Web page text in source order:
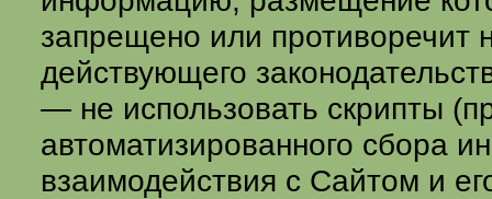
запрещено или противоречит
действующего
— не использовать скрипты
автоматизированного сбора
взаимодействия с Сайтом и